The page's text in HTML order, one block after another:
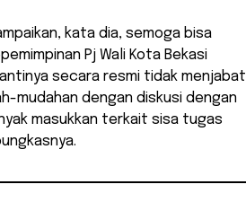
kata dia, semoga bisa
Pj Wali Kota Bekasi
secara resmi tidak menjabat
mudahan dengan diskusi dengan
masukkan terkait sisa tugas